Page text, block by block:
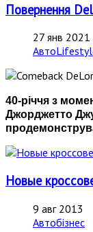
Повернення
27 янв 2021
40-річчя з
Джорджетто
Новые
9 авг 2013
Автобізнес